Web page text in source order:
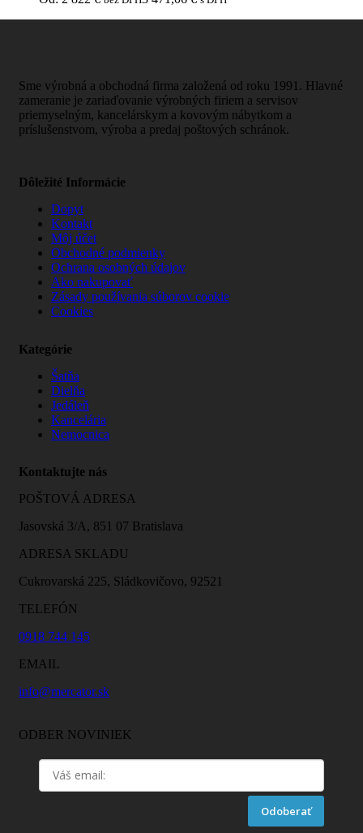
Sme výrobná a obchodná firma založená od roku 1991. Hlavné
zameranie je zariaďovanie výrobných firiem a servisov
priemyselným, kancelárskym a kovovým nábytkom a
príslušenstvom, výroba a predaj poštových schránok.
Dôležité Informácie
Dopyt
Kontakt
Môj účet
Obchodné podmienky
Ochrana osobných údajov
Ako nakupovať
Zásady používania súborov cookie
Cookies
Kategórie
Šatňa
Dielňa
Jedáleň
Kancelária
Nemocnica
Kontaktujte nás
POŠTOVÁ ADRESA
Jasovská 3/A, 851 07 Bratislava
ADRESA SKLADU
Cukrovarská 225, Sládkovičovo, 92521
TELEFÓN
0918 744 145
EMAIL
info@mercator.sk
ODBER NOVINIEK
Odoberať